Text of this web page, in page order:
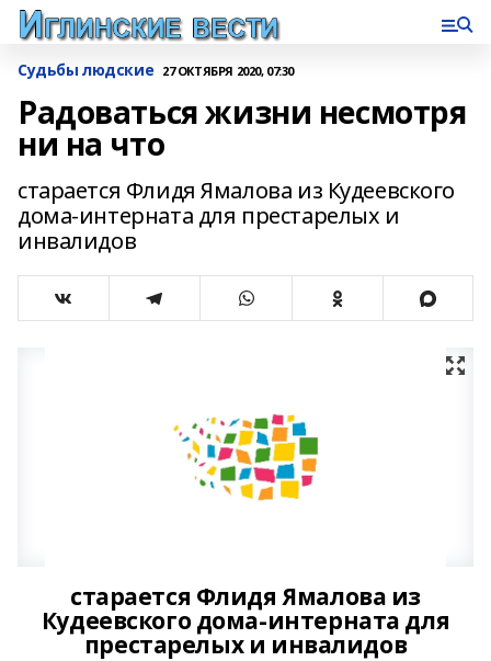
Судьбы людские 27 ОКТЯБРЯ 2020, 07:30
Радоваться жизни несмотря
ни на что
старается Флидя Ямалова из Кудеевского
дома-интерната для престарелых и
инвалидов
старается Флидя Ямалова из
Кудеевского дома-интерната для
престарелых и инвалидов